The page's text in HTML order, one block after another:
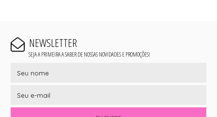
NEWSLETTER
SEJA A PRIMEIRA A SABER DE NOSSAS NOVIDADES E PROMOÇÕES!